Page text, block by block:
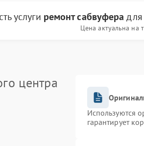
услуги ремонт сабвуфера для
Цена актуальна на
центра
Используются
гарантирует